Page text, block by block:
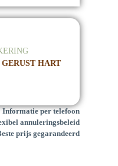
HART
Informatie per telefoon
annuleringsbeleid
prijs gegarandeerd